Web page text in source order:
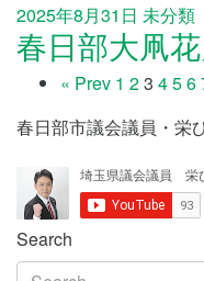
2025年8月31日 未分類
春日部大凧花
« Prev 1 23 456
春日部市議会議員・栄
Search